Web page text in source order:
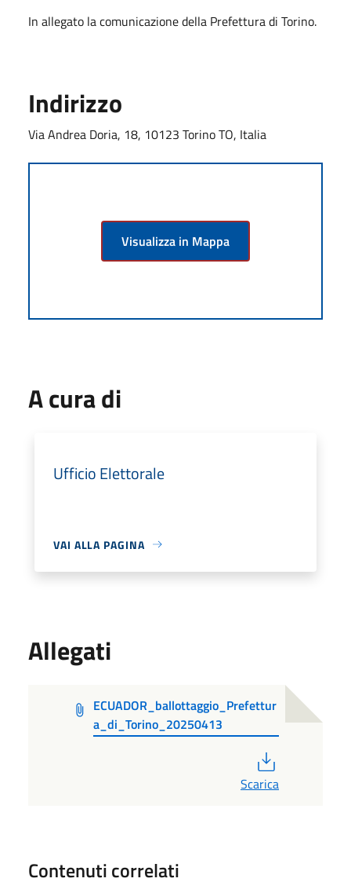
In allegato la comunicazione della Prefettura di Torino.
Indirizzo
Via Andrea Doria, 18, 10123 Torino TO, Italia
Visualizza in Mappa
A cura di
Ufficio Elettorale
VAI ALLA PAGINA
Allegati
ECUADOR_ballottaggio_Prefettur
a_di_Torino_20250413
Scarica
Contenuti correlati